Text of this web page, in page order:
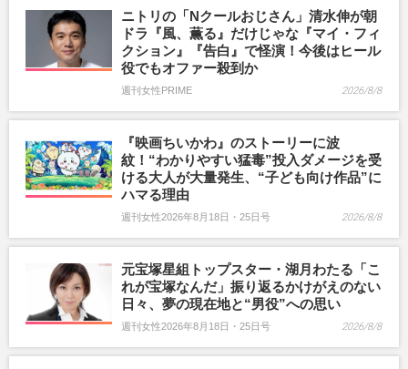
ニトリの「Nクールおじさん」清水伸が朝
ドラ『風、薫る』だけじゃな『マイ・フィ
クション』『告白』で怪演！今後はヒール
役でもオファー殺到か
週刊女性PRIME 2026/8/8
『映画ちいかわ』のストーリーに波
紋！“わかりやすい猛毒”投入ダメージを受
ける大人が大量発生、“子ども向け作品”に
ハマる理由
週刊女性2026年8月18日・25日号 2026/8/8
元宝塚星組トップスター・湖月わたる「こ
れが宝塚なんだ」振り返るかけがえのない
日々、夢の現在地と“男役”への思い
週刊女性2026年8月18日・25日号 2026/8/8